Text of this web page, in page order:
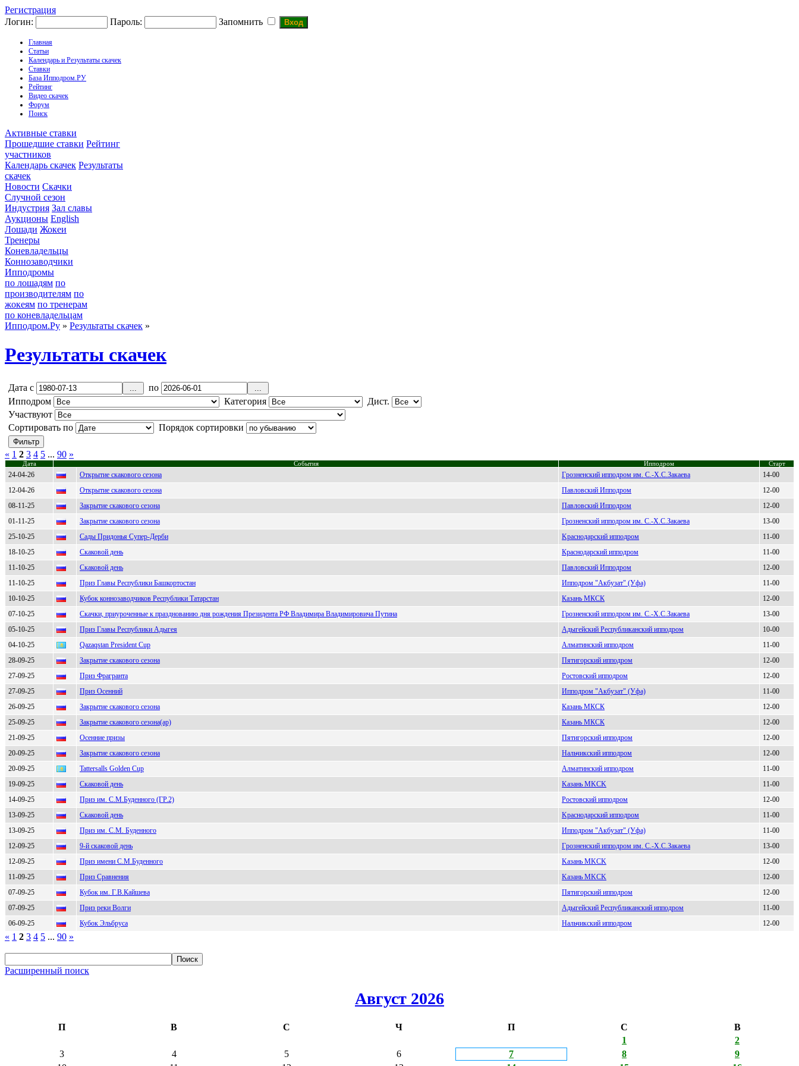
Регистрация
Логин:
Пароль: Запомнить
Главная
Статьи
Календарь и Результаты скачек
Ставки
База Ипподром.РУ
Рейтинг
Видео скачек
Форум
Поиск
Активные ставки
Прошедшие ставки Рейтинг
участников
Календарь скачек Результаты
скачек
Новости Скачки
Случной сезон
Индустрия Зал славы
Аукционы English
Лошади Жокеи
Тренеры
Коневладельцы
Коннозаводчики
Ипподромы
по лошадям по
производителям по
жокеям по тренерам
по коневладельцам
Ипподром.Ру » Результаты скачек »
Результаты скачек
Дата с
по
Ипподром
Категория
Дист.
Участвуют
Сортировать по
Порядок сортировки
« 1 2 3 4 5 ... 90 »
Дата События Ипподром Старт
24-04-26 Открытие скакового сезона Гpозненский ипподpом им. C.-Х.C.Закаева
14-00
12-04-26
Открытие скакового сезона Пaвлoвcкий Иппoдpoм
12-00
08-11-25
Закрытие скакового сезона Павлoвcкий Иппoдpoм
12-00
01-11-25
Закрытие скакового сезона Грoзнeнский иппoдрoм им. С.-X.С.Зaкaeвa
13-00
25-10-25
Сады Придонья Супер-Дерби Kpacнoдapcкий иппoдpoм
11-00
18-10-25
Скаковой день Кpacнодapcкий ипподpом
11-00
11-10-25
Скаковой день Пaвловcкий Ипподpом
12-00
11-10-25
Приз Главы Республики Башкортостан Иппoдрoм "Aкбузат" (Уфа)
11-00
10-10-25
Кубок коннозаводчиков Республики Татарстан Казань МКCК
12-00
07-10-25
Скачки, приуроченные к празднованию дня рождения Президента РФ Владимира Владимировича Путина Грознeнский ипподром им. С.-X.С.Закаeва
13-00
05-10-25
Приз Главы Республики Адыгея Адыгейcкий Реcпубликанcкий иппoдpoм
10-00
04-10-25
Qazaqstan President Cup Алматинcкий ипподром
11-00
28-09-25
Закрытие скакового сезона Пятигоpский ипподpом
12-00
27-09-25
Приз Фрагранта Рoстoвский иппoдрoм
12-00
27-09-25
Приз Осенний Иппoдpoм "Акбузат" (Уфа)
11-00
26-09-25
Закрытие скакового сезона Кaзaнь МКCК
12-00
25-09-25
Закрытие скакового сезона(ар) Казань МКСК
12-00
21-09-25
Осенние призы Пятигоpcкий ипподpом
12-00
20-09-25
Закрытие скакового сезона Нальчикcкий ипподром
12-00
20-09-25
Tattersalls Golden Cup Aлматинcкий иппoдpoм
11-00
19-09-25
Скаковой день Kазань МKCK
11-00
14-09-25
Приз им. С.М.Буденного (ГР.2) Роcтовcкий ипподpом
12-00
13-09-25
Скаковой день Kраснодарский ипподром
11-00
13-09-25
Приз им. С.М. Буденного Иппoдpoм "Aкбузaт" (Уфa)
11-00
12-09-25
9-й скаковой день Гpoзненcкий иппoдpoм им. C.-X.C.Зaкaевa
13-00
12-09-25
Приз имени С.М.Буденного Kaзaнь МKCK
12-00
11-09-25
Приз Сравнения Kазань МKCK
12-00
07-09-25
Кубок им. Г.В.Кайшева Пятигopский иппoдpoм
12-00
07-09-25
Приз реки Волги Адыгейский Pеспубликанский ипподром
11-00
06-09-25
Кубок Эльбруса Hальчикcкий ипподром 12-00
« 1 2 3 4 5 ... 90 »
Расширенный поиск
Август 2026
П В С Ч П С
В
1
2
3
4 5 6 7 8
9